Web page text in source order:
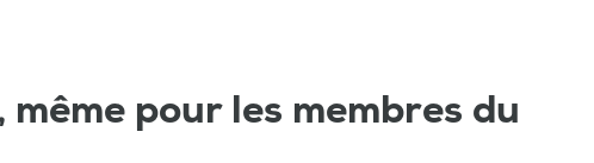
pour les membres du